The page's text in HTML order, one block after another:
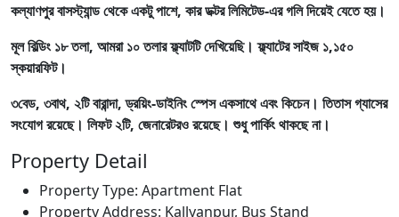
কল্যাণপুর বাসস্ট্যান্ড থেকে একটু পাশে, কার ডক্টর লিমিটেড-এর গলি দিয়েই যেতে হয়।
মূল বিল্ডিং ১৮ তলা, আমরা ১০ তলার ফ্ল্যাটটি দেখিয়েছি। ফ্ল্যাটের সাইজ ১,১৫০
স্কয়ারফিট।
৩বেড, ৩বাথ, ২টি বারান্দা, ড্রয়িং-ডাইনিং স্পেস একসাথে এবং কিচেন। তিতাস গ্যাসের
সংযোগ রয়েছে। লিফট ২টি, জেনারেটরও রয়েছে। শুধু পার্কিং থাকছে না।
Property Detail
Property Type: Apartment Flat
Property Address: Kallyanpur, Bus Stand